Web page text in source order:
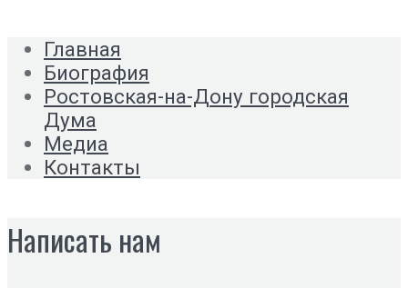
Главная
Биография
Ростовская-на-Дону городская
Дума
Медиа
Контакты
Написать нам